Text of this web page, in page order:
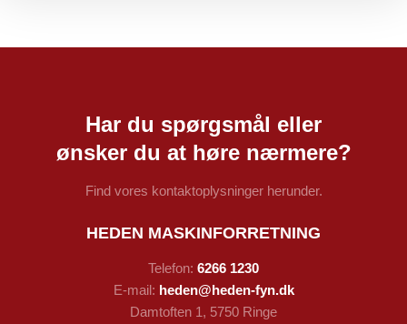
Har du spørgsmål eller
​ønsker du at høre nærmere?
Find vores kontaktoplysninger herunder.
HEDEN MASKINFORRETNING
Telefon: 6266 1230
E-mail: heden@heden-fyn.dk
Damtoften 1, 5750 Ringe